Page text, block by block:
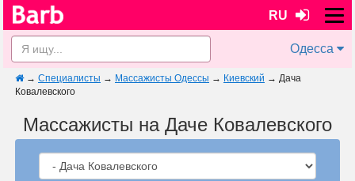
RU
Одесса
→ Специалисты → Массажисты Одессы → Киевский → Дача
Ковалевского
Массажисты на Даче Ковалевского